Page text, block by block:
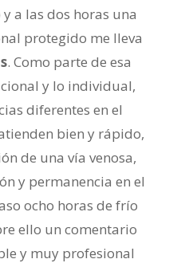
a las dos horas una
protegido me lleva
. Como parte de esa
y lo individual,
diferentes en el
bien y rápido,
de una vía venosa,
y permanencia en el
ocho horas de frío
ello un comentario
y muy profesional